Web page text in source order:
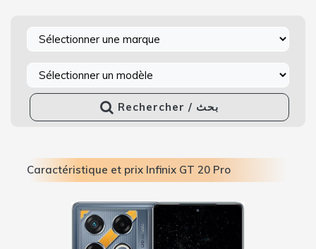
Rechercher / بحث
Caractéristique et prix Infinix GT 20 Pro